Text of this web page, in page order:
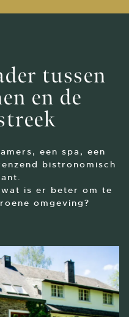
tussen
en de
een spa, een
bistronomisch
is er beter om te
omgeving?